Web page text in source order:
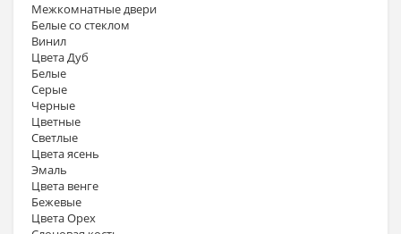
Межкомнатные двери
Белые со стеклом
Винил
Цвета Дуб
Белые
Серые
Черные
Цветные
Светлые
Цвета ясень
Эмаль
Цвета венге
Бежевые
Цвета Орех